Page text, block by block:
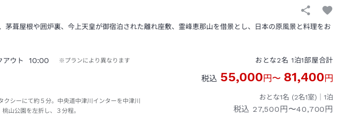
茅葺屋根や囲炉裏、今上天皇が御宿泊された離れ座敷、霊峰恵那山を借景とし、日本の原風景と料理をお
アウト 10:00 ※プランにより異なります
クシーにて約５分。中央道中津川インターを中津川
山公園を左折し、３分程。
おとな2名 1泊1部屋合計
税込 55,000円〜 81,400円
おとな1名 (2名1室)｜ 1泊
税込 27,500円〜40,700円